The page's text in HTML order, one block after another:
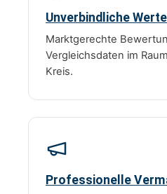
Unverbindliche
Marktgerechte
Vergleichsdaten im
Kreis.
Professionelle